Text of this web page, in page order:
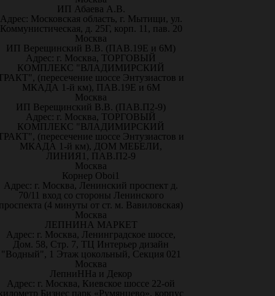
ИП Абаева А.В.
Адрес: Московская область, г. Мытищи, ул.
Коммунистическая, д. 25Г, корп. 11, пав. 20
Москва
ИП Верещинский В.В. (ПАВ.19Е и 6М)
Адрес: г. Москва, ТОРГОВЫЙ
КОМПЛЕКС "ВЛАДИМИРСКИЙ
(пересечение шоссе Энтузиастов и
МКАДА 1-й км), ПАВ.19Е и 6М
Москва
ИП Верещинский В.В. (ПАВ.П2-9)
Адрес: г. Москва, ТОРГОВЫЙ
КОМПЛЕКС "ВЛАДИМИРСКИЙ
(пересечение шоссе Энтузиастов и
МКАДА 1-й км), ДОМ МЕБЕЛИ,
ЛИНИЯ1, ПАВ.П2-9
Москва
Корнер Oboi1
Адрес: г. Москва, Ленинский проспект д.
70/11 вход со стороны Ленинского
(4 минуты от ст. м. Вавиловская)
Москва
ЛЕПНИНА МАРКЕТ
Адрес: г. Москва, Ленинградское шоссе,
Дом. 58, Стр. 7, ТЦ Интерьер дизайн
"Водный", 1 Этаж цокольный, Секция 021
Москва
ЛепниННа и Декор
Адрес: г. Москва, Киевское шоссе 22-ой
Бизнес парк «Румянцево», корпус